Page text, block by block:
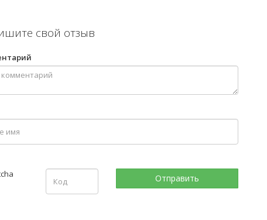
свой отзыв